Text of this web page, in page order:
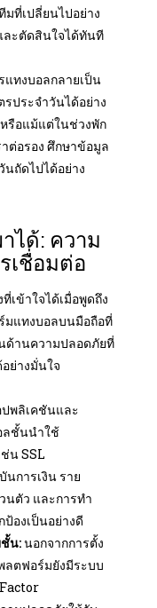
ที่เปลี่ยนไปอย่าง
ละตัดสินใจได้ทันที
แทงบอลกลายเป็น
ประจำวันได้อย่าง
หรือแม้แต่ในช่วงพัก
ต่อรอง ศึกษาข้อมูล
ถัดไปได้อย่าง
ได้: ความ
เชื่อมต่อ
เข้าใจได้เมื่อพูดถึง
มแทงบอลบนมือถือที่
ด้านความปลอดภัยที่
ย่างมั่นใจ
พลิเคชันและ
ลชั้นนำใช้
น SSL
การเงิน ราย
นตัว และการทำ
องเป็นอย่างดี
น:นอกจากการตั้ง
ตฟอร์มยังมีระบบ